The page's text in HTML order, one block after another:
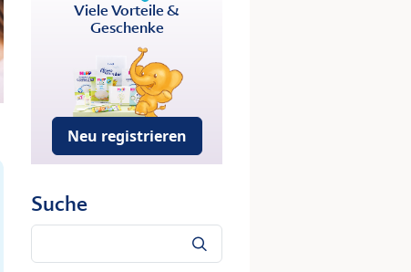
Viele Vorteile &
Geschenke
Neu registrieren
Suche